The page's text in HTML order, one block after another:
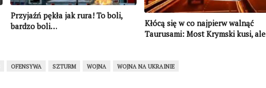
Przyjaźń pękła jak rura! To boli,
bardzo boli…
Kłócą się w co najpierw walnąć
Taurusami: Most Krymski kusi, ale
OFENSYWA SZTURM WOJNA WOJNA NA UKRAINIE